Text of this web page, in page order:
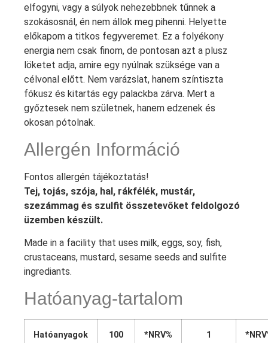
elfogyni, vagy a súlyok nehezebbnek tűnnek a
szokásosnál, én nem állok meg pihenni. Helyette
előkapom a titkos fegyveremet. Ez a folyékony
energia nem csak finom, de pontosan azt a plusz
löketet adja, amire egy nyúlnak szüksége van a
célvonal előtt. Nem varázslat, hanem színtiszta
fókusz és kitartás egy palackba zárva. Mert a
győztesek nem születnek, hanem edzenek és
okosan pótolnak.
Allergén Információ
Fontos allergén tájékoztatás!
Tej, tojás, szója, hal, rákfélék, mustár,
szezámmag és szulfit összetevőket feldolgozó
üzemben készült.
Made in a facility that uses milk, eggs, soy, fish,
crustaceans, mustard, sesame seeds and sulfite
ingrediants.
Hatóanyag-tartalom
Hatóanyagok
100
*NRV%
1